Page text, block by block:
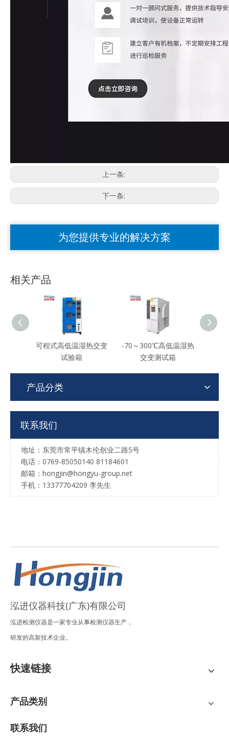
上一条:
下一条:
为您提供专业的解决方案
相关产品
可程式高低温湿热交变
试验箱
-70～300℃高低温湿热
交变测试箱
产品分类
联系我们
地址：东莞市常平镇木伦创业二路5号
电话：0769-85050140 81184601
邮箱：hongjin@hongyu-group.net
手机：13377704209 李先生
泓进仪器科技(广东)有限公司
泓进检测仪器是一家专业从事检测仪器生产，
研发的高新技术企业。
快速链接
产品类别
联系我们